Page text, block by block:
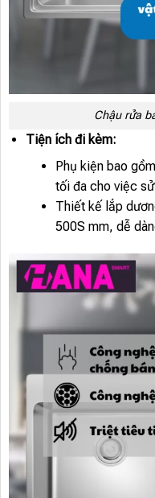
Chậu rửa
Tiện ích đi kèm:
Phụ kiện bao
tối đa cho việc
Thiết kế lắp
500S mm, dễ